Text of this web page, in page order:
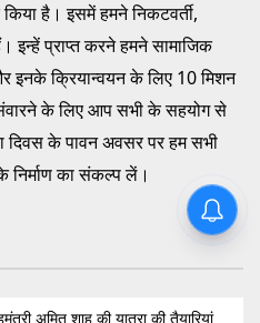
है। इसमें हमने निकटवर्ती,
इन्हें प्राप्त करने हमने सामाजिक
इनके क्रियान्वयन के लिए 10 मिशन
के लिए आप सभी के सहयोग से
दिवस के पावन अवसर पर हम सभी
निर्माण का संकल्प लें।
अमित शाह की यात्रा की तैयारियां